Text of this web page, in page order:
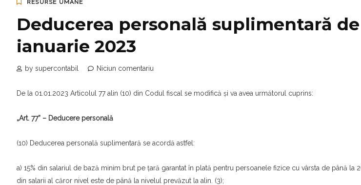
RESURSE UMANE
Deducerea personală suplimentară de
ianuarie 2023
by supercontabil Niciun comentariu
De la 01.01.2023 Articolul 77 alin (10) din Codul fiscal se modifică şi va avea următorul cuprins:
„Art. 77” – Deducere personală
(10) Deducerea personală suplimentară se acordă astfel:
a) 15% din salariul de bază minim brut pe ţară garantat în plată pentru persoanele fizice cu vârsta de până la
din salarii al căror nivel este de până la nivelul prevăzut la alin. (3);